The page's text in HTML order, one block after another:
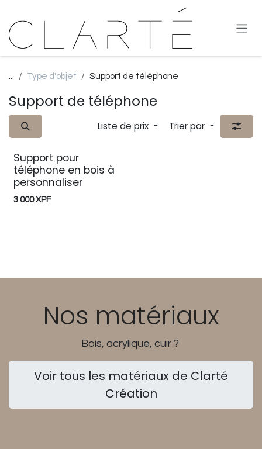
... Type d'objet Support de téléphone
Support de téléphone
Liste de prix Trier par
Nouveau !
Support pour
téléphone en bois à
personnaliser
3 000XPF
Nos matériaux
Bois, acrylique, cuir ?
Voir tous les matériaux de Clarté
Création